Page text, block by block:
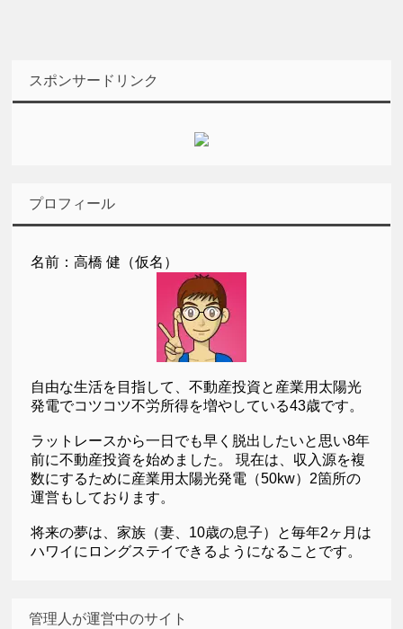
スポンサードリンク
プロフィール
名前：高橋 健（仮名）
自由な生活を目指して、不動産投資と産業用太陽光
発電でコツコツ不労所得を増やしている43歳です。
ラットレースから一日でも早く脱出したいと思い8年
前に不動産投資を始めました。 現在は、収入源を複
数にするために産業用太陽光発電（50kw）2箇所の
運営もしております。
将来の夢は、家族（妻、10歳の息子）と毎年2ヶ月は
ハワイにロングステイできるようになることです。
管理人が運営中のサイト